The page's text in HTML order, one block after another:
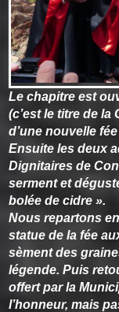
Le chapitre est
(c’est le titre de la
d’une nouvelle
Ensuite les deux
Dignitaires de
serment et
bolée de cidre ».
Nous repartons
statue de la fée
sèment des
légende. Puis
offert par la
l’honneur, mais